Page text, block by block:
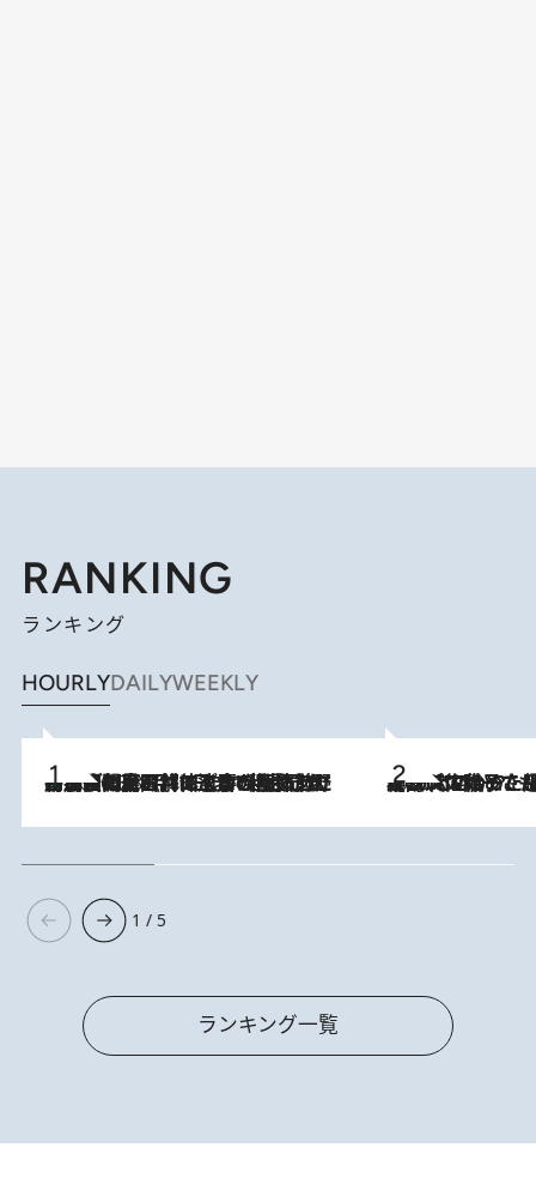
RANKING
ランキング
HOURLYDAILYWEEKLY
2026.8.8
「最後に見られてよかった」上野動物園の東園パンダ舎が解体前に特別公開。8月16日まで延長されたパネル展と共に辿る“半世紀”のパンダ飼育《解体工事の図面あり》 2026.8.5
【阿川佐和子さんの年とる力】なぜ70代で始めた趣味は“こんなに楽しい”のか？ ピアノ、俳句…スランプに陥っても続けられる“ある秘訣”とは
1 / 5
ランキング一覧